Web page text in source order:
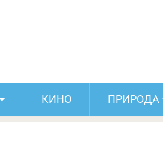
КИНО ПРИРОДА